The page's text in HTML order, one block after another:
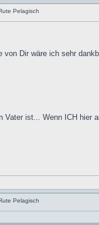
Pelagisch
von Dir wäre ich sehr
Vater ist... Wenn ICH hier
Pelagisch